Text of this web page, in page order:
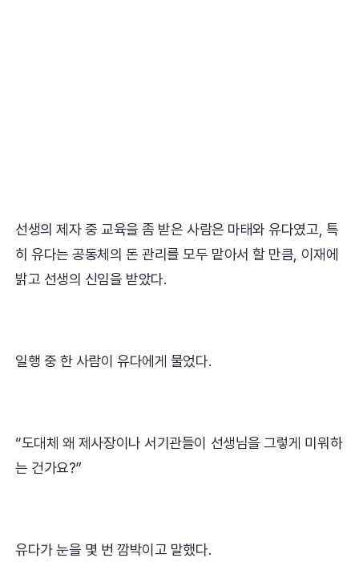
선생의 제자 중 교육을 좀 받은 사람은 마태와 유다였고 특
히 유다는 공동체의 돈 관리를 모두 맡아서 할 만큼 이재에
밝고 선생의 신임을 받았다.
일행 중 한 사람이 유다에게 물었다.
“도대체 왜 제사장이나 서기관들이 선생님을 그렇게 미워하
는 건가요?”
유다가 눈을 몇 번 깜박이고 말했다.